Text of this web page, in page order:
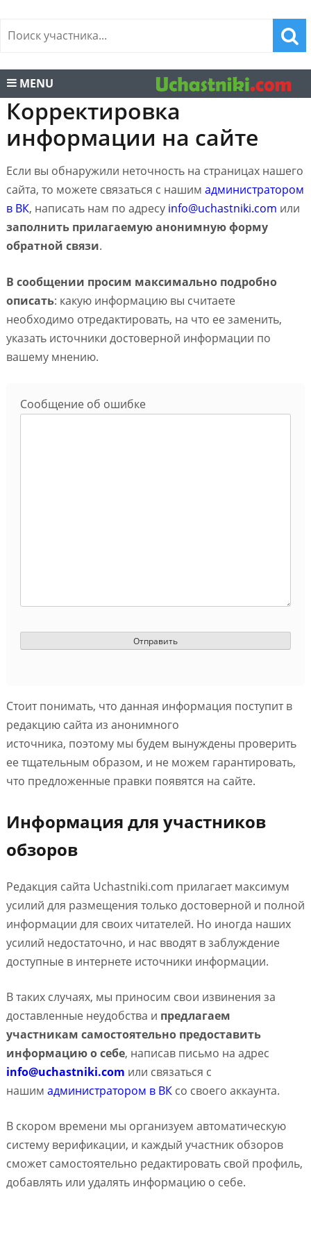
MENU
Корректировка
информации на сайте
Если вы обнаружили неточность на страницах нашего
сайта, то можете связаться с нашим администратором
в ВК, написать нам по адресу info@uchastniki.com или
заполнить прилагаемую анонимную форму
обратной связи.
В сообщении просим максимально подробно
описать: какую информацию вы считаете
необходимо отредактировать, на что ее заменить,
указать источники достоверной информации по
вашему мнению.
Сообщение об ошибке
Стоит понимать, что данная информация поступит в
редакцию сайта из анонимного
источника, поэтому мы будем вынуждены проверить
ее тщательным образом, и не можем гарантировать,
что предложенные правки появятся на сайте.
Информация для участников
обзоров
Редакция сайта Uchastniki.com прилагает максимум
усилий для размещения только достоверной и полной
информации для своих читателей. Но иногда наших
усилий недостаточно, и нас вводят в заблуждение
доступные в интернете источники информации.
В таких случаях, мы приносим свои извинения за
доставленные неудобства и предлагаем
участникам самостоятельно предоставить
информацию о себе, написав письмо на адрес
info@uchastniki.com или связаться с
нашим администратором в ВКсо своего аккаунта.
В скором времени мы организуем автоматическую
систему верификации, и каждый участник обзоров
сможет самостоятельно редактировать свой профиль,
добавлять или удалять информацию о себе.